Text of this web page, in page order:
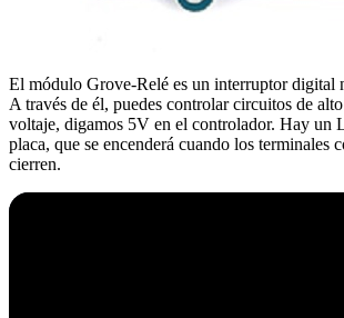
El módulo Grove-Relé es un interruptor digital
A través de él, puedes controlar circuitos de
voltaje, digamos 5V en el controlador. Hay un
placa, que se encenderá cuando los terminales
cierren.